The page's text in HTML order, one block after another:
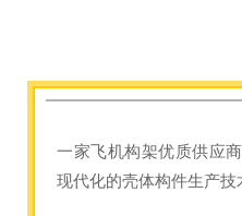
一家飞机构架优质供应
现代化的壳体构件生产技